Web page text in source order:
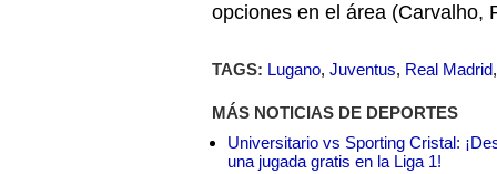
opciones en el área (Carvalho,
TAGS: Lugano, Juventus, Real Madrid
MÁS NOTICIAS DE DEPORTES
Universitario vs Sporting Cristal:
una jugada gratis en la Liga 1!